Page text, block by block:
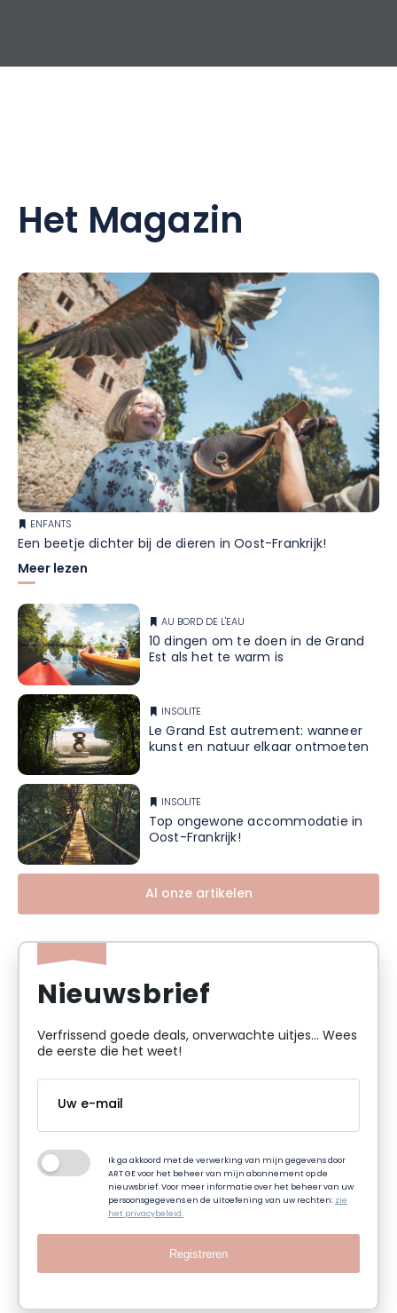
Het Magazin
ENFANTS
Een beetje dichter bij de dieren in Oost-Frankrijk!
Meer lezen
AU BORD DE L'EAU
10 dingen om te doen in de Grand
Est als het te warm is
INSOLITE
Le Grand Est autrement: wanneer
kunst en natuur elkaar ontmoeten
INSOLITE
Top ongewone accommodatie in
Oost-Frankrijk!
Al onze artikelen
Nieuwsbrief
Verfrissend goede deals, onverwachte uitjes... Wees
de eerste die het weet!
Ik ga akkoord met de verwerking van mijn gegevens door
ART GE voor het beheer van mijn abonnement op de
nieuwsbrief. Voor meer informatie over het beheer van uw
persoonsgegevens en de uitoefening van uw rechten:zie
het privacybeleid.
Registreren